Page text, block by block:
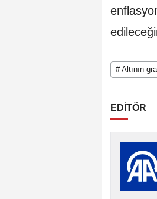
# Altının
EDİTÖR